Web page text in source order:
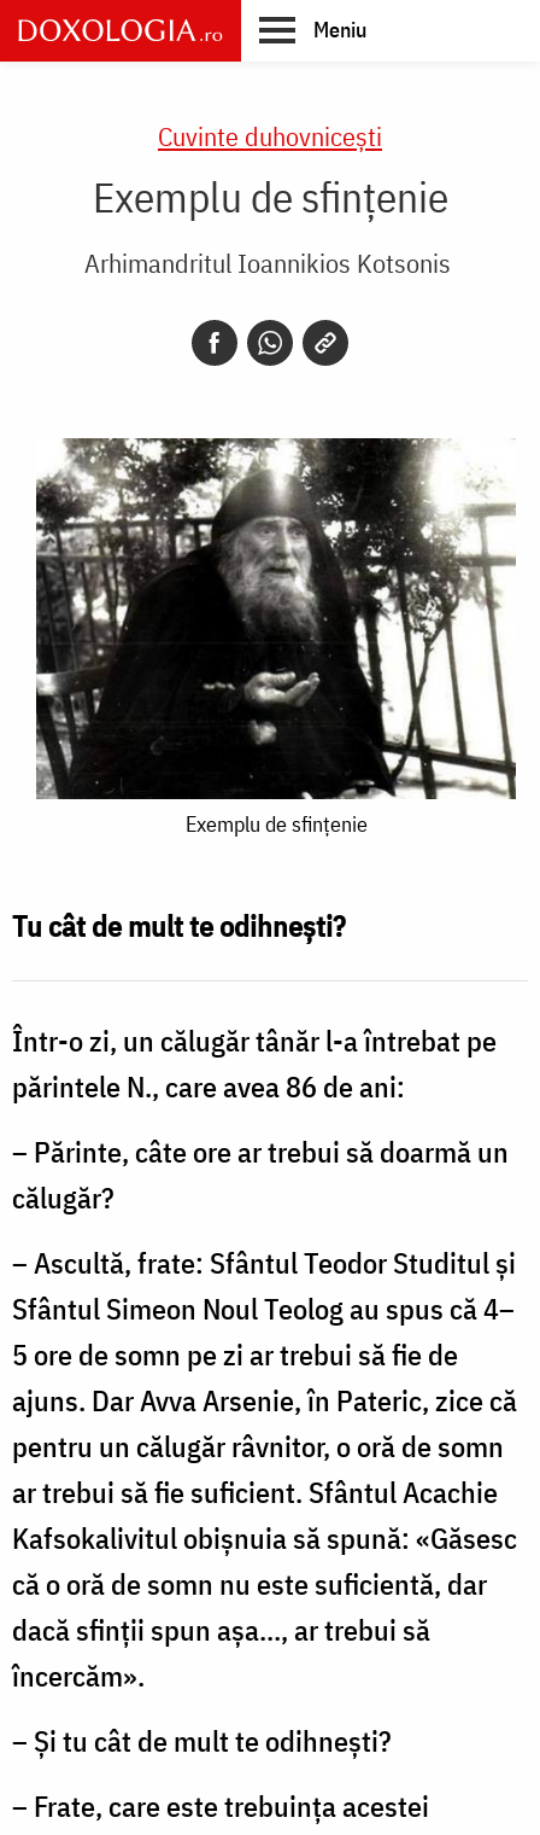
Skip
to
main
Meniu
Cuvinte duhovnicești
Exemplu de sfinţenie
Arhimandritul Ioannikios Kotsonis
sfinţenie
Exemplu de sfinţenie
Tu cât de mult te odihneşti?
Într-o zi, un călugăr tânăr l-a întrebat pe
părintele N., care avea 86 de ani:
– Părinte, câte ore ar trebui să doarmă un
călugăr?
– Ascultă, frate: Sfântul Teodor Studitul şi
Sfântul Simeon Noul Teolog au spus că 4–
5 ore de somn pe zi ar trebui să fie de
ajuns. Dar Avva Arsenie, în Pateric, zice că
pentru un călugăr râvnitor, o oră de somn
ar trebui să fie suficient. Sfântul Acachie
Kafsokalivitul obişnuia să spună: «Găsesc
că o oră de somn nu este suficientă, dar
dacă sfinţii spun aşa..., ar trebui să
încercăm».
– Şi tu cât de mult te odihneşti?
– Frate, care este trebuinţa acestei